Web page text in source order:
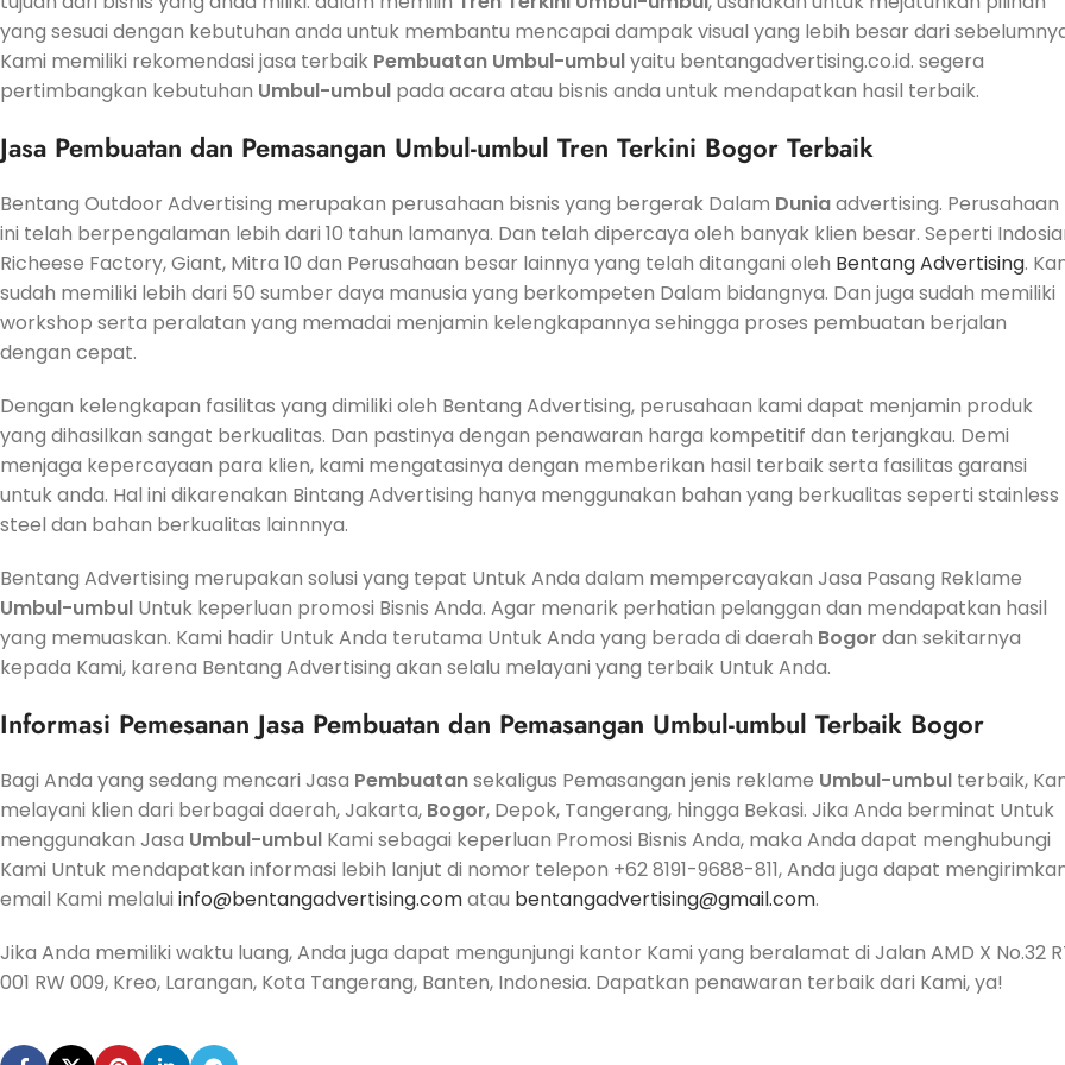
yang sesuai dengan kebutuhan anda untuk membantu mencapai dampak visual yang lebih besar dari
Kami memiliki rekomendasi jasa terbaik Pembuatan Umbul-umbulyaitu bentangadvertising.co.id. segera
pertimbangkan kebutuhan Umbul-umbul pada acara atau bisnis anda untuk mendapatkan hasil terbaik.
Jasa Pembuatan dan Pemasangan Umbul-umbul Tren Terkini Bogor Terbaik
Bentang Outdoor Advertising merupakan perusahaan bisnis yang bergerak Dalam Duniaadvertising. Perusahaan
ini telah berpengalaman lebih dari 10 tahun lamanya. Dan telah dipercaya oleh banyak klien besar. Seperti
Richeese Factory, Giant, Mitra 10 dan Perusahaan besar lainnya yang telah ditangani oleh Bentang Advertising.
sudah memiliki lebih dari 50 sumber daya manusia yang berkompeten Dalam bidangnya. Dan juga sudah memiliki
workshop serta peralatan yang memadai menjamin kelengkapannya sehingga proses pembuatan berjalan
dengan cepat.
Dengan kelengkapan fasilitas yang dimiliki oleh Bentang Advertising, perusahaan kami dapat menjamin produk
yang dihasilkan sangat berkualitas. Dan pastinya dengan penawaran harga kompetitif dan terjangkau. Demi
menjaga kepercayaan para klien, kami mengatasinya dengan memberikan hasil terbaik serta fasilitas garansi
untuk anda. Hal ini dikarenakan Bintang Advertising hanya menggunakan bahan yang berkualitas seperti stainless
steel dan bahan berkualitas lainnnya.
Bentang Advertising merupakan solusi yang tepat Untuk Anda dalam mempercayakan Jasa Pasang Reklame
Umbul-umbul Untuk keperluan promosi Bisnis Anda. Agar menarik perhatian pelanggan dan mendapatkan hasil
yang memuaskan. Kami hadir Untuk Anda terutama Untuk Anda yang berada di daerah Bogor dan sekitarnya
kepada Kami, karena Bentang Advertising akan selalu melayani yang terbaik Untuk Anda.
Informasi Pemesanan Jasa Pembuatan dan Pemasangan Umbul-umbul Terbaik Bogor
Bagi Anda yang sedang mencari Jasa Pembuatansekaligus Pemasangan jenis reklame Umbul-umbul terbaik,
melayani klien dari berbagai daerah, Jakarta, Bogor, Depok, Tangerang, hingga Bekasi. Jika Anda berminat Untuk
menggunakan Jasa Umbul-umbul Kami sebagai keperluan Promosi Bisnis Anda, maka Anda dapat menghubungi
Kami Untuk mendapatkan informasi lebih lanjut di nomor telepon +62 8191-9688-811, Anda juga dapat
email Kami melalui info@bentangadvertising.comatau bentangadvertising@gmail.com.
Jika Anda memiliki waktu luang, Anda juga dapat mengunjungi kantor Kami yang beralamat di Jalan AMD X No.32
001 RW 009, Kreo, Larangan, Kota Tangerang, Banten, Indonesia. Dapatkan penawaran terbaik dari Kami, ya!